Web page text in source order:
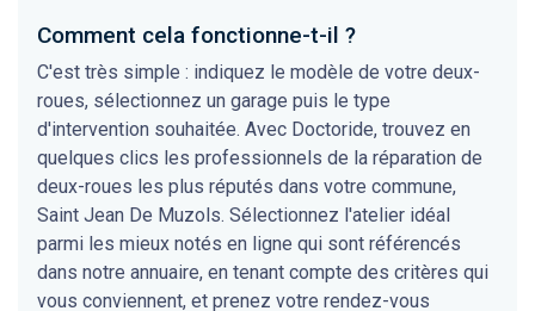
Comment cela fonctionne-t-il ?
C'est très simple : indiquez le modèle de votre deux-
roues, sélectionnez un garage puis le type
d'intervention souhaitée. Avec Doctoride, trouvez en
quelques clics les professionnels de la réparation de
deux-roues les plus réputés dans votre commune,
Saint Jean De Muzols. Sélectionnez l'atelier idéal
parmi les mieux notés en ligne qui sont référencés
dans notre annuaire, en tenant compte des critères qui
vous conviennent, et prenez votre rendez-vous